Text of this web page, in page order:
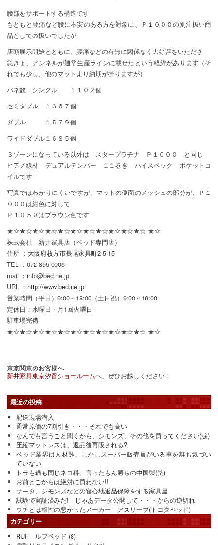
腰部をサポートする構造です
もともと腰痛など腰に不安のある方を対象に、Ｐ１０００の別注扱い商
品としての扱いでしたが
店頭展示開始とともに、腰痛などの有無に関係なく大好評をいただき
急きょ、アンネルが通常生産ラインに載せたという経緯があります（そ
れでも少し、他のマットより納期が掛りますが）
バネ数 シングル １１０２個
セミダブル １３６７個
ダブル １５７９個
ワイドダブル１６８５個
３ゾーンになっている以外は スタープラチナ Ｐ１０００ と同じ
ピアノ線材 デュアルテンパー １１巻き ハイスペック ポケットコ
イルです
写真ではわかりにくいですが、マットの側面のメッシュの部分が、Ｐ１
０００は紺色に対して
Ｐ１０５０はブラウン色です
★☆★☆★☆★☆★☆★☆★☆★☆★☆★☆★☆ ★☆
株式会社 新井家具店（ベッド専門店）
住所 ： 大阪府枚方市長尾家具町2-5-15
TEL ：072-855-0006
mail ：info@bed.ne.jp
URL ： http://www.bed.ne.jp
営業時間（平日）9:00～18:00（土日祝）9:00～19:00
定休日：水曜日・月1回火曜日
駐車場完備
★☆★☆★☆★☆★☆★☆★☆★☆★☆★☆★☆ ★☆
東京関東のお客様へ
新井家具東京汐留ショールームへ、ぜひお越しください！
最近の投稿
配送現場潜入
通常原価の7割引き・・・それでも高い
なんでも言うこと聞くから、シモンズ、その他を買ってください(涙)
圧縮マットレスは、返品後再販される?
ベッド業界は人材難、しかしスーパー販売員がいる事を誰も気づい
ていない
トラも猫も同じネコ科、言ったもん勝ちの中国製(笑)
お前とこからは絶対に買わない!!
サータ、シモンズなどの寝心地返品保障をする家具屋
試験で実証済みだ! じゃあデータ公開して・・・からの逆切れ
ウチとは相性の悪かったメーカー アスリープ(トヨタベッド)
カテゴリー
RUF ルフベッド (8)